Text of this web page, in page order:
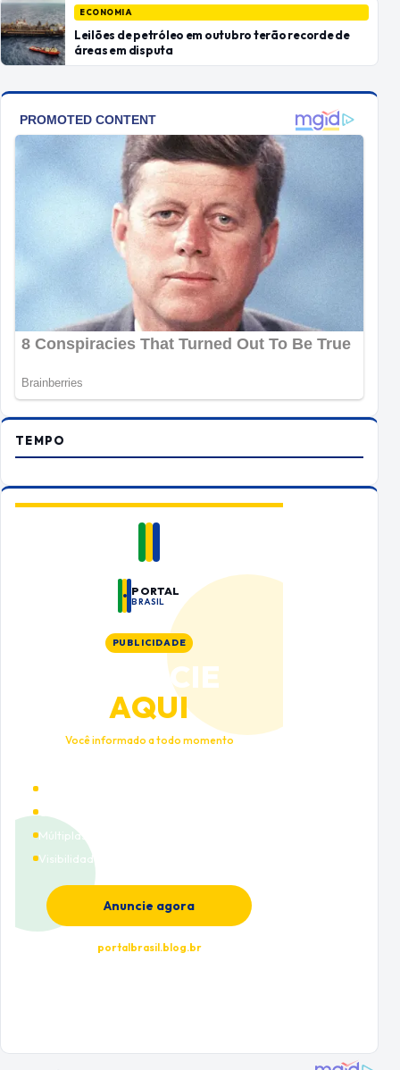
ECONOMIA
Leilões de petróleo em outubro terão recorde de
áreas em disputa
TEMPO
PORTAL
BRASIL
PUBLICIDADE
ANUNCIE
AQUI
Você informado a todo momento
Cobertura nacional
Múltiplas categorias
Visibilidade premium
Anuncie agora
portalbrasil.blog.br